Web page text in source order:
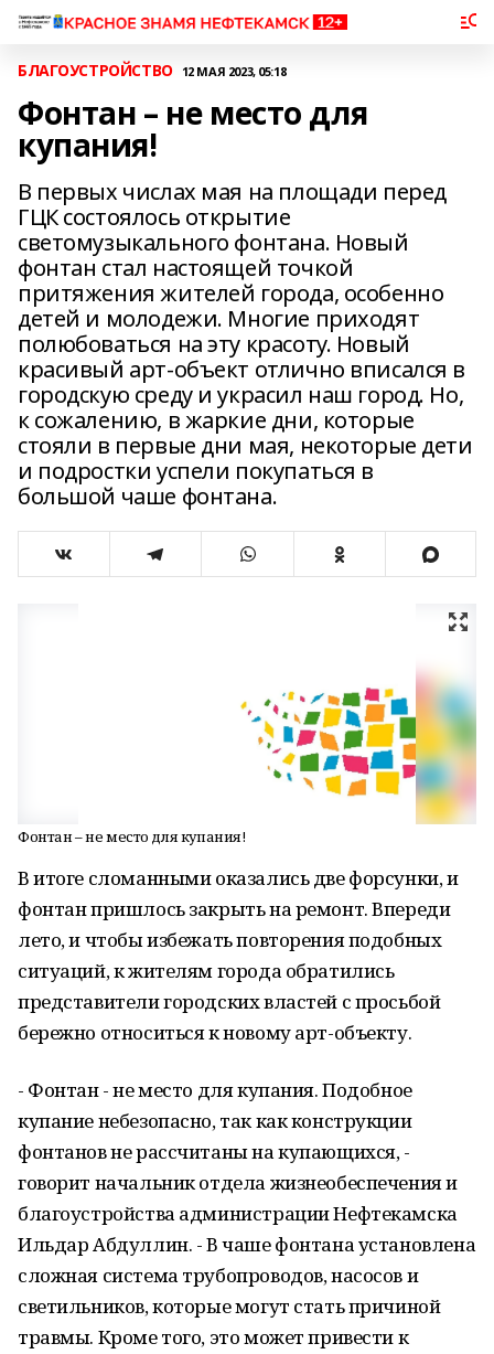
БЛАГОУСТРОЙСТВО 12 МАЯ 2023, 05:18
Фонтан – не место для
купания!
В первых числах мая на площади перед
ГЦК состоялось открытие
светомузыкального фонтана. Новый
фонтан стал настоящей точкой
притяжения жителей города, особенно
детей и молодежи. Многие приходят
полюбоваться на эту красоту. Новый
красивый арт-объект отлично вписался в
городскую среду и украсил наш город. Но,
к сожалению, в жаркие дни, которые
стояли в первые дни мая, некоторые дети
и подростки успели покупаться в
большой чаше фонтана.
Фонтан – не место для купания!
В итоге сломанными оказались две форсунки, и
фонтан пришлось закрыть на ремонт. Впереди
лето, и чтобы избежать повторения подобных
ситуаций, к жителям города обратились
представители городских властей с просьбой
бережно относиться к новому арт-объекту.
- Фонтан - не место для купания. Подобное
купание небезопасно, так как конструкции
фонтанов не рассчитаны на купающихся, -
говорит начальник отдела жизнеобеспечения и
благоустройства администрации Нефтекамска
Ильдар Абдуллин. - В чаше фонтана установлена
сложная система трубопроводов, насосов и
светильников, которые могут стать причиной
травмы. Кроме того, это может привести к